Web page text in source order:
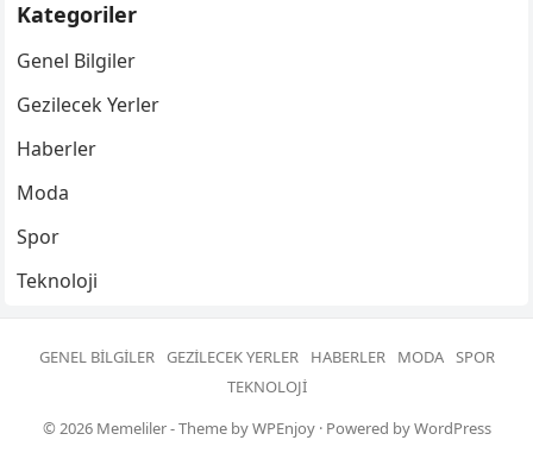
Kategoriler
Genel Bilgiler
Gezilecek Yerler
Haberler
Moda
Spor
Teknoloji
GENEL BILGILER GEZILECEK YERLER HABERLER MODA SPOR
TEKNOLOJI
© 2026 Memeliler- Theme byWPEnjoy· Powered byWordPress